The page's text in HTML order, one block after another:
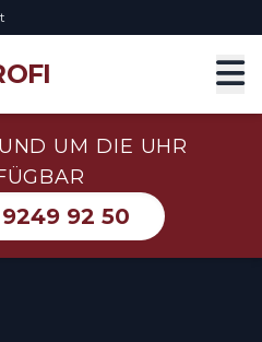
UM DIE UHR
9249 92 50